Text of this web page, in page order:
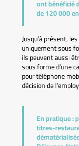
ont bénéficié
de 120 000
Jusqu’à présent,
uniquement sous
ils peuvent aussi
sous forme d’une
pour téléphone
décision de
En pratique :
titres-